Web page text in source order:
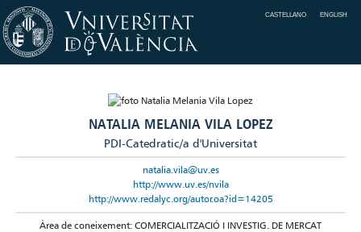
CASTELLANO ENGLISH
NATALIA MELANIA VILA LOPEZ
PDI-Catedratic/a d'Universitat
natalia.vila@uv.es
http://www.uv.es/nvila
http://www.redalyc.org/autor.oa?id=14205
Àrea de coneixement: COMERCIALITZACIÓ I INVESTIG. DE MERCAT